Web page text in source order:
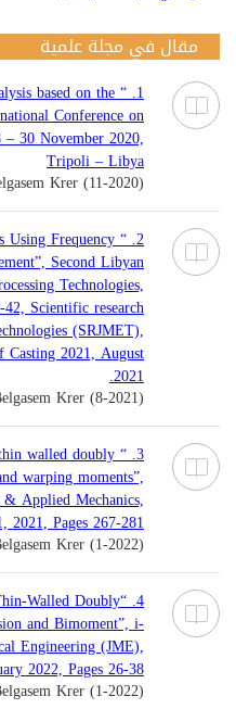
مقال في مجلة علمية
based on the
Conference on
30 November 2020,
Tripoli – Libya
Krer (11-2020)
Using Frequency
Second Libyan
Technologies,
Scientific research
(SRJMET),
2021, August
2021.
Krer (8-2021)
thin walled doubly
warping moments”,
Applied Mechanics,
2021, Pages 267-281
Krer (1-2022)
Walled Doubly
and Bimoment”, i-
Engineering (JME),
2022, Pages 26-38
Krer (1-2022)